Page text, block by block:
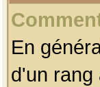
En
d'un rang